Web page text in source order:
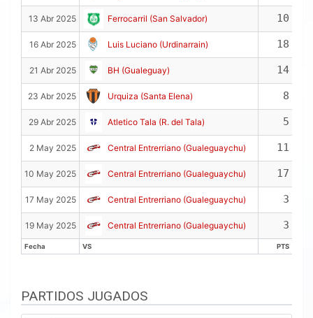
Fecha VS PTS
13 Abr 2025 Ferrocarril (San Salvador) 10
16 Abr 2025 Luis Luciano (Urdinarrain) 18
21 Abr 2025 BH (Gualeguay) 14
23 Abr 2025 Urquiza (Santa Elena) 8
29 Abr 2025 Atletico Tala (R. del Tala) 5
2 May 2025 Central Entrerriano (Gualeguaychu) 11
10 May 2025 Central Entrerriano (Gualeguaychu) 17
17 May 2025 Central Entrerriano (Gualeguaychu) 3
19 May 2025 Central Entrerriano (Gualeguaychu) 3
Fecha VS PTS
PARTIDOS JUGADOS